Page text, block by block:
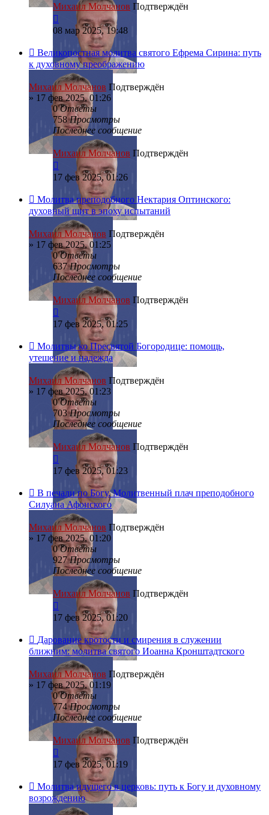
Михаил Молчанов Подтверждён
08 мар 2025, 19:48
Великопостная молитва святого Ефрема Сирина: путь
к духовному преображению
Михаил Молчанов Подтверждён
» 17 фев 2025, 01:26
0Ответы
758Просмотры
Последнее сообщение
Михаил Молчанов Подтверждён
17 фев 2025, 01:26
Молитва преподобного Нектария Оптинского:
духовный щит в эпоху испытаний
Михаил Молчанов Подтверждён
» 17 фев 2025, 01:25
0Ответы
637Просмотры
Последнее сообщение
Михаил Молчанов Подтверждён
17 фев 2025, 01:25
Молитвы ко Пресвятой Богородице: помощь,
утешение и надежда
Михаил Молчанов Подтверждён
» 17 фев 2025, 01:23
0Ответы
703Просмотры
Последнее сообщение
Михаил Молчанов Подтверждён
17 фев 2025, 01:23
В печали по Богу. Молитвенный плач преподобного
Силуана Афонского
Михаил Молчанов Подтверждён
» 17 фев 2025, 01:20
0Ответы
927Просмотры
Последнее сообщение
Михаил Молчанов Подтверждён
17 фев 2025, 01:20
Дарование кротости и смирения в служении
ближним: молитва святого Иоанна Кронштадтского
Михаил Молчанов Подтверждён
» 17 фев 2025, 01:19
0Ответы
774Просмотры
Последнее сообщение
Михаил Молчанов Подтверждён
17 фев 2025, 01:19
Молитва идущего в церковь: путь к Богу и духовному
возрождению